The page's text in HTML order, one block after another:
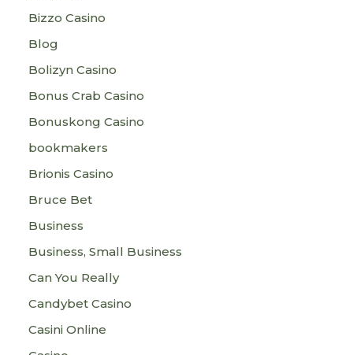
Bizzo Casino
Blog
Bolizyn Casino
Bonus Crab Casino
Bonuskong Casino
bookmakers
Brionis Casino
Bruce Bet
Business
Business, Small Business
Can You Really
Candybet Casino
Casini Online